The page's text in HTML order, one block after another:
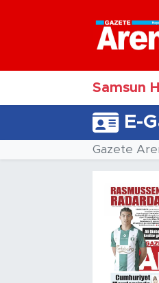
Samsun
E-
Gazete
Nöbetçi Eczaneler
Hava Durumu
Samsun Namaz
Trafik Durumu
Süper Lig Puan
Tüm Manşetler
Son Dakika Haberleri